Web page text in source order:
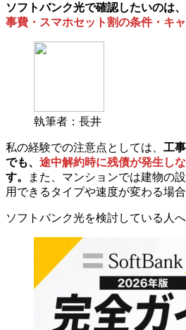
ソフトバンク光で確認したいのは、
事費・スマホセット割の条件・キ
執筆者：長井
私の経験での注意点としては、 工
でも、 途中解約時に残債が発生し
す。
また、マンションでは建物の
用できるタイプや速度が変わる場合
ソフトバンク光を検討している人へ